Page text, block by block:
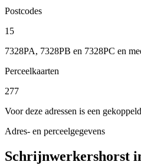
Postcodes
15
7328PA, 7328PB en 7328PC en
Perceelkaarten
277
Voor deze adressen is een
Adres- en perceelgegevens
Schrijnwerkershorst